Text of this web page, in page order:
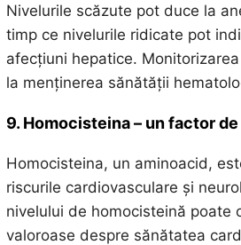
Nivelurile scăzute pot duce la
timp ce nivelurile ridicate pot
afecțiuni hepatice.
la menținerea sănătății
9. Homocisteina – un factor
Homocisteina, un aminoacid,
riscurile cardiovasculare și
nivelului de homocisteină poate
valoroase despre sănătatea